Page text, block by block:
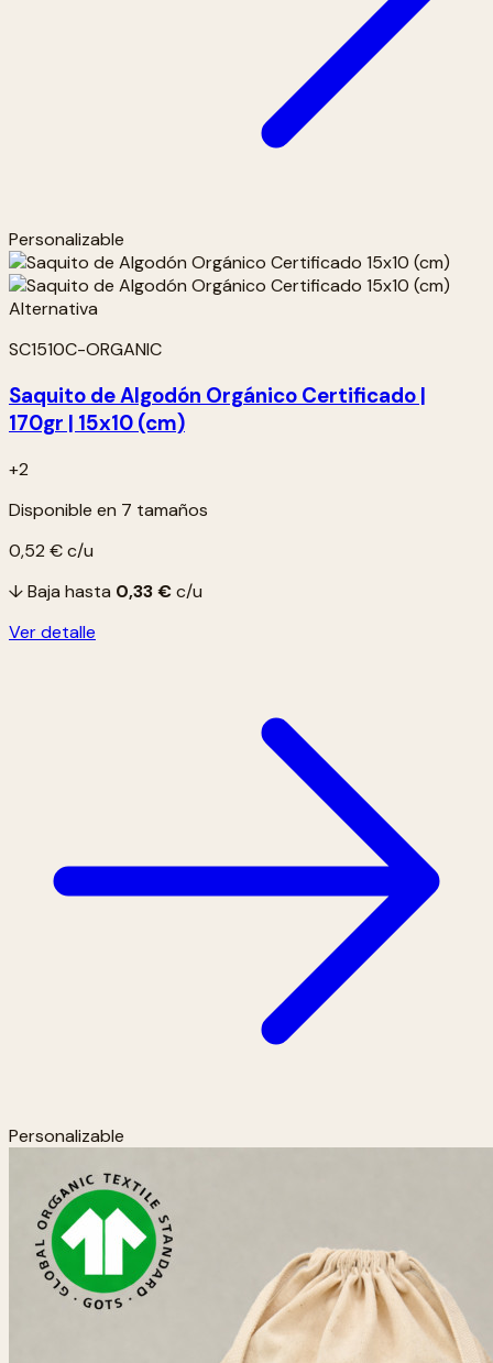
Personalizable
SC1510C-ORGANIC
Saquito de Algodón Orgánico Certificado |
170gr | 15x10 (cm)
+2
Disponible en 7 tamaños
0,52 €c/u
↓ Baja hasta 0,33 €c/u
Ver detalle
Personalizable